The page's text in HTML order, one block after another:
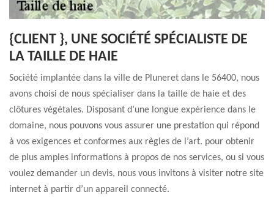
{CLIENT }, UNE SOCIÉTÉ SPÉCIALISTE DE
LA TAILLE DE HAIE
Société implantée dans la ville de Pluneret dans le 56400, nous
avons choisi de nous spécialiser dans la taille de haie et des
clôtures végétales. Disposant d’une longue expérience dans le
domaine, nous pouvons vous assurer une prestation qui répond
à vos exigences et conformes aux règles de l’art. pour obtenir
de plus amples informations à propos de nos services, ou si vous
voulez demander un devis, nous vous invitons à visiter notre site
internet à partir d’un appareil connecté.